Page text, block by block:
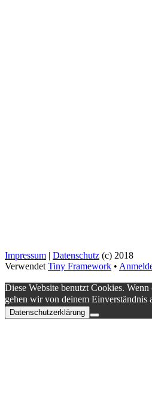
Impressum | Datenschutz (c) 2018
Verwendet Tiny Framework •
Diese Website benutzt Cookies.
gehen wir von deinem Einverständnis
Datenschutzerklärung